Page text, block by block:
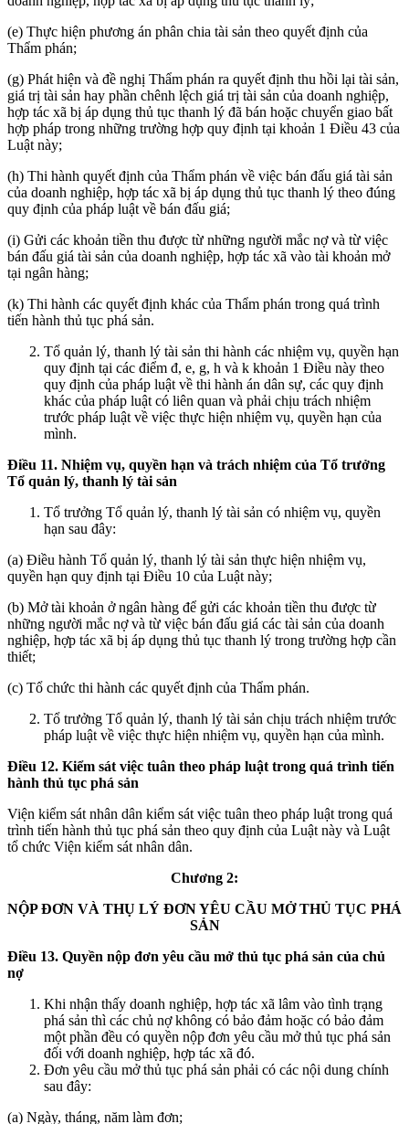
(e) Thực hiện phương án phân chia tài sản theo quyết định của
Thẩm phán;
(g) Phát hiện và đề nghị Thẩm phán ra quyết định thu hồi lại tài sản,
giá trị tài sản hay phần chênh lệch giá trị tài sản của doanh nghiệp,
hợp tác xã bị áp dụng thủ tục thanh lý đã bán hoặc chuyển giao bất
hợp pháp trong những trường hợp quy định tại khoản 1 Điều 43 của
Luật này;
(h) Thi hành quyết định của Thẩm phán về việc bán đấu giá tài sản
của doanh nghiệp, hợp tác xã bị áp dụng thủ tục thanh lý theo đúng
quy định của pháp luật về bán đấu giá;
(i) Gửi các khoản tiền thu được từ những người mắc nợ và từ việc
bán đấu giá tài sản của doanh nghiệp, hợp tác xã vào tài khoản mở
tại ngân hàng;
(k) Thi hành các quyết định khác của Thẩm phán trong quá trình
tiến hành thủ tục phá sản.
Tổ quản lý, thanh lý tài sản thi hành các nhiệm vụ, quyền hạn
quy định tại các điểm đ, e, g, h và k khoản 1 Điều này theo
quy định của pháp luật về thi hành án dân sự, các quy định
khác của pháp luật có liên quan và phải chịu trách nhiệm
trước pháp luật về việc thực hiện nhiệm vụ, quyền hạn của
mình.
Điều 11. Nhiệm vụ, quyền hạn và trách nhiệm của Tổ trưởng
Tổ quản lý, thanh lý tài sản
Tổ trưởng Tổ quản lý, thanh lý tài sản có nhiệm vụ, quyền
hạn sau đây:
(a) Điều hành Tổ quản lý, thanh lý tài sản thực hiện nhiệm vụ,
quyền hạn quy định tại Điều 10 của Luật này;
(b) Mở tài khoản ở ngân hàng để gửi các khoản tiền thu được từ
những người mắc nợ và từ việc bán đấu giá các tài sản của doanh
nghiệp, hợp tác xã bị áp dụng thủ tục thanh lý trong trường hợp cần
thiết;
(c) Tổ chức thi hành các quyết định của Thẩm phán.
Tổ trưởng Tổ quản lý, thanh lý tài sản chịu trách nhiệm trước
pháp luật về việc thực hiện nhiệm vụ, quyền hạn của mình.
Điều 12. Kiểm sát việc tuân theo pháp luật trong quá trình tiến
hành thủ tục phá sản
Viện kiểm sát nhân dân kiểm sát việc tuân theo pháp luật trong quá
trình tiến hành thủ tục phá sản theo quy định của Luật này và Luật
tổ chức Viện kiểm sát nhân dân.
Chương 2:
NỘP ĐƠN VÀ THỤ LÝ ĐƠN YÊU CẦU MỞ THỦ TỤC PHÁ
SẢN
Điều 13. Quyền nộp đơn yêu cầu mở thủ tục phá sản của chủ
nợ
Khi nhận thấy doanh nghiệp, hợp tác xã lâm vào tình trạng
phá sản thì các chủ nợ không có bảo đảm hoặc có bảo đảm
một phần đều có quyền nộp đơn yêu cầu mở thủ tục phá sản
đối với doanh nghiệp, hợp tác xã đó.
Đơn yêu cầu mở thủ tục phá sản phải có các nội dung chính
sau đây:
(a) Ngày, tháng, năm làm đơn;